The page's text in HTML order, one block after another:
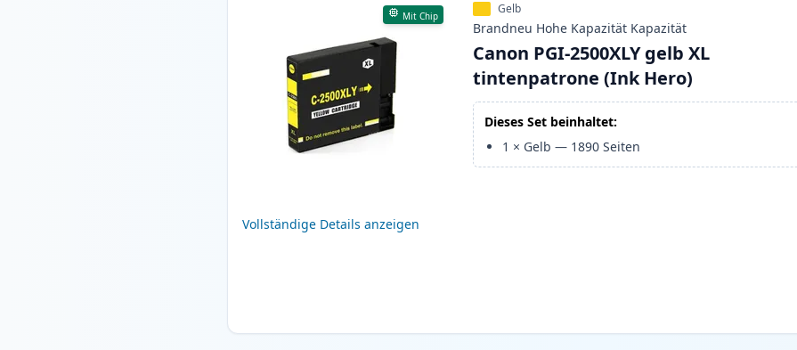
Mit Chip
Vollständige Details anzeigen
Gelb
Brandneu Hohe Kapazität Kapazität
Canon PGI-2500XLY gelb XL
tintenpatrone (Ink Hero)
Dieses Set beinhaltet:
1 × Gelb — 1890 Seiten